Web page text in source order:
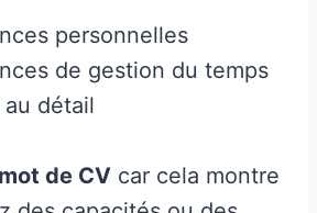
personnelles
de gestion du temps
détail
de CV car cela montre